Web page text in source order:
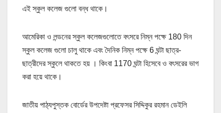
এই স্কুল কলেজ গুলো বন্ধ থাকে।
আমেরিকা ও লন্ডনের স্কুল কলেজগুলোতে বৎসরে নিম্ন পক্ষে 180 দিন
স্কুল কলেজ গুলো চালু থাকে এবং দৈনিক নিম্ন পক্ষে 6 ঘন্টা ছাত্র-
ছাত্রীদের স্কুলে থাকতে হয় । কিংবা 1170 ঘন্টা হিসেবে ও বৎসরের ভাগ
করা হয়ে থাকে।
জাতীয় পাঠ্যপুস্তক বোর্ডের উপদেষ্টা প্রফেসর সিদ্দিকুর রহমান ডেইলি